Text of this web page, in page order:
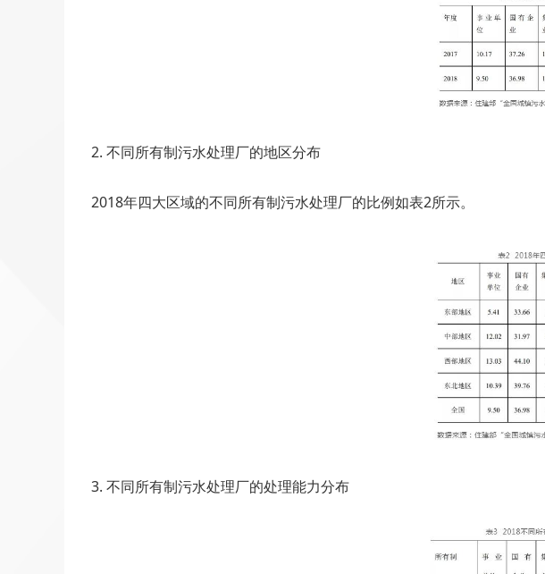
2. 不同所有制污水处理厂的地区分布
2018年四大区域的不同所有制污水处理厂的比例如表2所示。
3. 不同所有制污水处理厂的处理能力分布